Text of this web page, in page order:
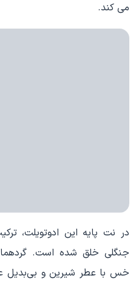
می‌ کند.
در نت پایه این ادوتویلت،
جنگلی خلق شده است.
خس با عطر شیرین و بی‌بدیل